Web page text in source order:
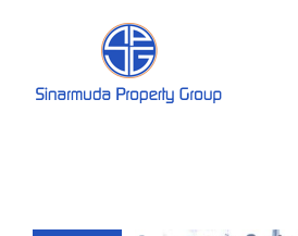
content